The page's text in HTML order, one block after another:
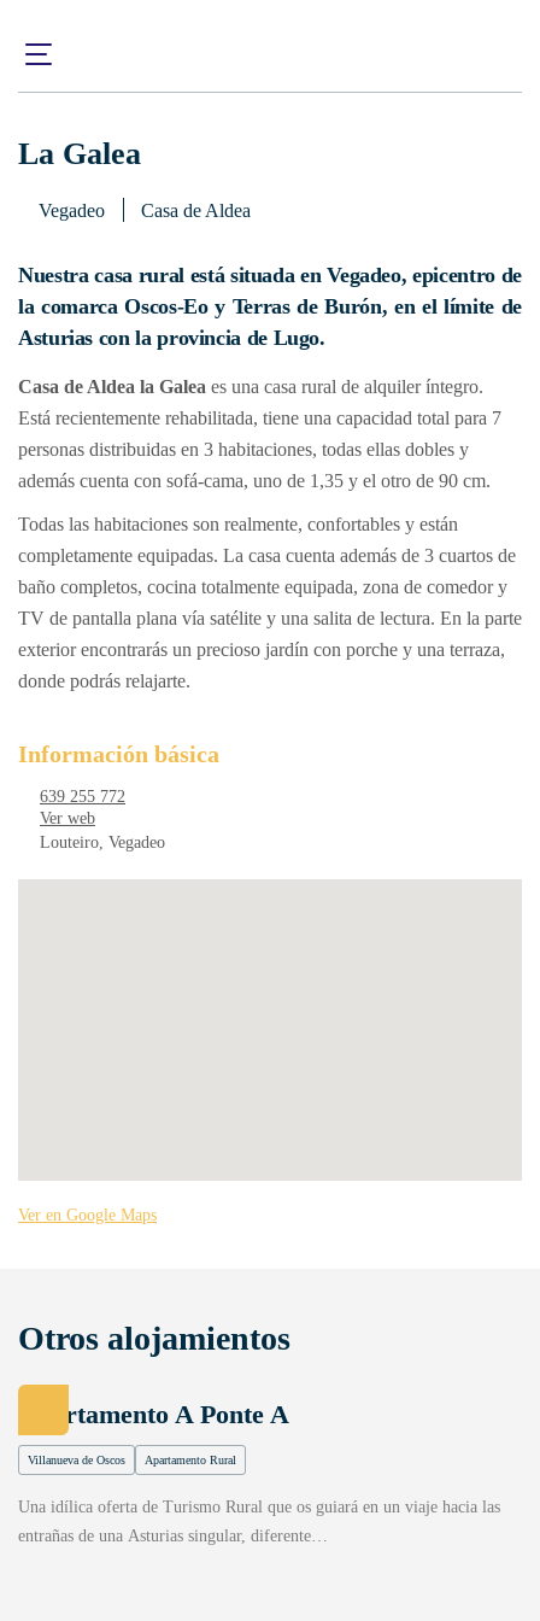
La Galea
Vegadeo Casa de Aldea
Nuestra casa rural está situada en Vegadeo, epicentro de
la comarca Oscos-Eo y Terras de Burón, en el límite de
Asturias con la provincia de Lugo.
Casa de Aldea la Galea es una casa rural de alquiler íntegro.
Está recientemente rehabilitada, tiene una capacidad total para 7
personas distribuidas en 3 habitaciones, todas ellas dobles y
además cuenta con sofá-cama, uno de 1,35 y el otro de 90 cm.
Todas las habitaciones son realmente, confortables y están
completamente equipadas. La casa cuenta además de 3 cuartos de
baño completos, cocina totalmente equipada, zona de comedor y
TV de pantalla plana vía satélite y una salita de lectura. En la parte
exterior encontrarás un precioso jardín con porche y una terraza,
donde podrás relajarte.
Información básica
639 255 772
Ver web
Louteiro, Vegadeo
Ver en Google Maps
Otros alojamientos
Apartamento A Ponte A
Villanueva de Oscos Apartamento Rural
Una idílica oferta de Turismo Rural que os guiará en un viaje hacia las
entrañas de una Asturias singular, diferente…